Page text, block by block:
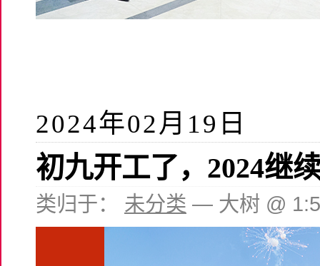
2024年02月19日
初九开工了，2024继
类归于： 未分类 — 大树 @